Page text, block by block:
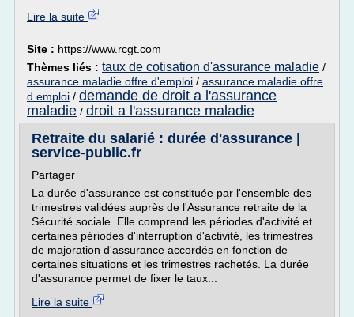
Lire la suite
Site : https://www.rcgt.com
Thèmes liés : taux de cotisation d'assurance maladie /
assurance maladie offre d'emploi / assurance maladie offre
d emploi / demande de droit a l'assurance
maladie / droit a l'assurance maladie
Retraite du salarié : durée d'assurance |
service-public.fr
Partager
La durée d'assurance est constituée par l'ensemble des
trimestres validées auprès de l'Assurance retraite de la
Sécurité sociale. Elle comprend les périodes d'activité et
certaines périodes d'interruption d'activité, les trimestres
de majoration d'assurance accordés en fonction de
certaines situations et les trimestres rachetés. La durée
d'assurance permet de fixer le taux...
Lire la suite